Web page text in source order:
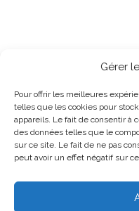
Gérer
Pour offrir les meilleures
telles que les cookies pour
appareils. Le fait de consentir à
des données telles que le
sur ce site. Le fait de ne pas
peut avoir un effet négatif sur